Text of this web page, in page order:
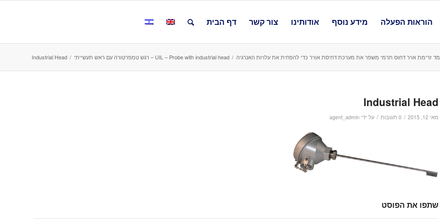
הוראות הפעלה מידע נוסף אודותינו צור קשר דף הבית
מד זרימת אויר דחוס תרמי משפר את מערכת דחיסת אוויר כדי להפחית את עלויות האנרגיה / UIL – Probe with industrial head – רגש טמפרטורה עם ראש תעשייתי /
Industrial Head
Industrial Head
מאי 12, 2015 / 0 תגובות / על ידי agent_admin
שתפו את הפוסט